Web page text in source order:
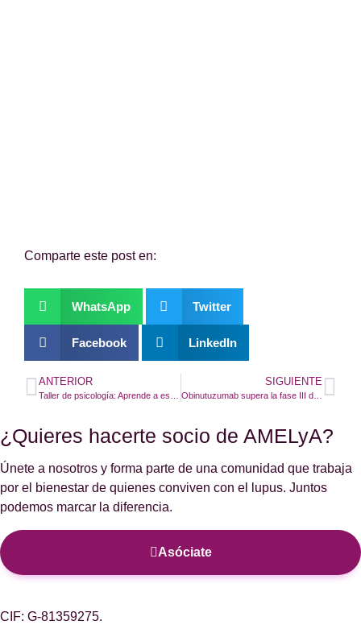
Comparte este post en:
WhatsApp Twitter
Facebook LinkedIn
ANTERIOR SIGUIENTE
Obinutuzumab supera la fase III de ensayo clínico para el tratamiento de la nefritis lúpica
¿Quieres hacerte socio de AMELyA?
Únete a nosotros y forma parte de una comunidad que trabaja
por el bienestar de quienes conviven con el lupus. Juntos
podemos marcar la diferencia.
Asóciate
CIF: G-81359275.